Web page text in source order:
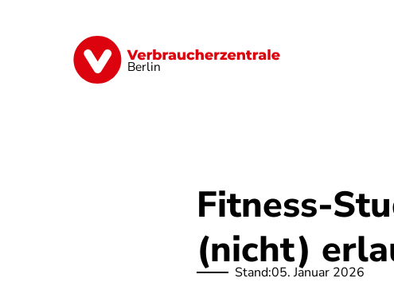
Berlin
Finanzen Digitales Lebensmittel
Fitness-
(nicht)
Stand:05. Januar 2026